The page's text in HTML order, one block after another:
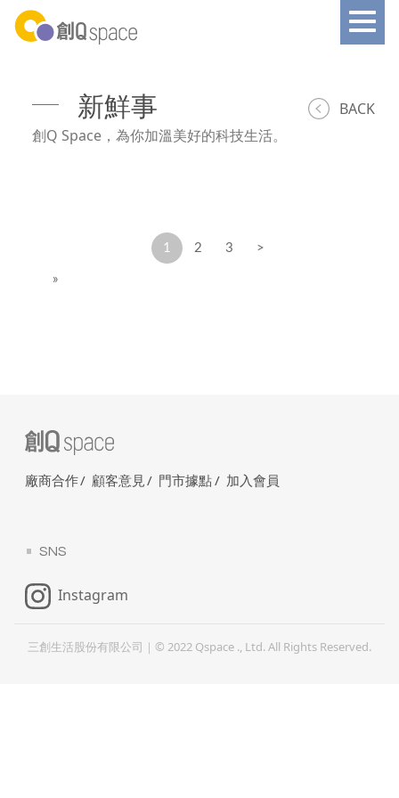
新鮮事
創Q Space，為你加溫美好的科技生活。
BACK
1 2 3 >
»
廠商合作 顧客意見 門市據點 加入會員
SNS
Instagram
三創生活股份有限公司｜© 2022 Qspace ., Ltd. All Rights Reserved.